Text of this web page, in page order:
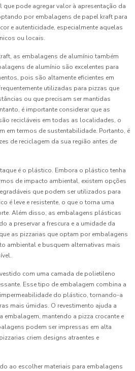
que pode agregar valor à apresentação da
por embalagens de papel kraft para
e autenticidade, especialmente aquelas
ou locais.
as embalagens de alumínio também
de alumínio são excelentes para
pois são altamente eficientes em
utilizadas para pizzas que
ou que precisam ser mantidas
é importante considerar que as
recicláveis em todas as localidades, o
em termos de sustentabilidade. Portanto, é
de reciclagem da sua região antes de
é o plástico. Embora o plástico tenha
de impacto ambiental, existem opções
que podem ser utilizados para
é leve e resistente, o que o torna uma
Além disso, as embalagens plásticas
a preservar a frescura e a umidade da
as pizzarias que optam por embalagens
ambiental e busquem alternativas mais
com uma camada de polietileno
Esse tipo de embalagem combina a
do plástico, tornando-a
mais úmidas. O revestimento ajuda a
embalagem, mantendo a pizza crocante e
podem ser impressas em alta
criem designs atraentes e
ao escolher materiais para embalagens